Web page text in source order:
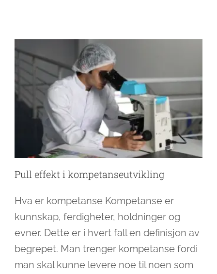
Pull effekt i kompetanseutvikling
Hva er kompetanse Kompetanse er
kunnskap, ferdigheter, holdninger og
evner. Dette er i hvert fall en definisjon av
begrepet. Man trenger kompetanse fordi
man skal kunne levere noe til noen som